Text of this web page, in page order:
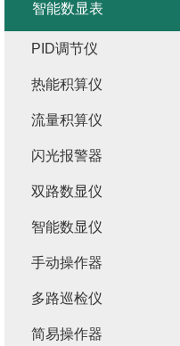
智能数显表
PID调节仪
热能积算仪
流量积算仪
闪光报警器
双路数显仪
智能数显仪
手动操作器
多路巡检仪
简易操作器